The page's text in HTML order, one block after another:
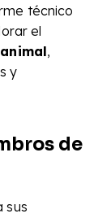
técnico
el
,
y
de
sus